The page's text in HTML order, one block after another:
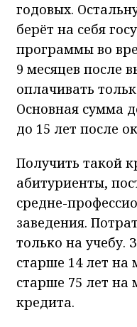
годовых.
берёт на себя
программы во
9 месяцев после
оплачивать
Основная сумма
до 15 лет после
Получить такой
абитуриенты,
средне-
заведения.
только на
старше 14 лет
старше 75 лет
кредита.